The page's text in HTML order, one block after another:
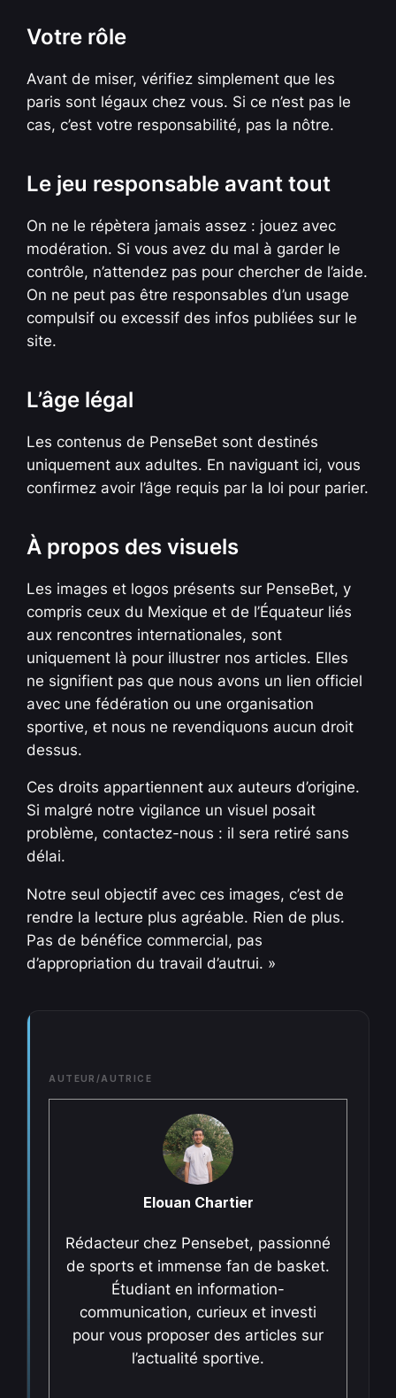
Votre rôle
Avant de miser, vérifiez simplement que les
paris sont légaux chez vous. Si ce n’est pas le
cas, c’est votre responsabilité, pas la nôtre.
Le jeu responsable avant tout
On ne le répètera jamais assez : jouez avec
modération. Si vous avez du mal à garder le
contrôle, n’attendez pas pour chercher de l’aide.
On ne peut pas être responsables d’un usage
compulsif ou excessif des infos publiées sur le
site.
L’âge légal
Les contenus de PenseBet sont destinés
uniquement aux adultes. En naviguant ici, vous
confirmez avoir l’âge requis par la loi pour parier.
À propos des visuels
Les images et logos présents sur PenseBet, y
compris ceux du Mexique et de l’Équateur liés
aux rencontres internationales, sont
uniquement là pour illustrer nos articles. Elles
ne signifient pas que nous avons un lien officiel
avec une fédération ou une organisation
sportive, et nous ne revendiquons aucun droit
dessus.
Ces droits appartiennent aux auteurs d’origine.
Si malgré notre vigilance un visuel posait
problème, contactez-nous : il sera retiré sans
délai.
Notre seul objectif avec ces images, c’est de
rendre la lecture plus agréable. Rien de plus.
Pas de bénéfice commercial, pas
d’appropriation du travail d’autrui. »
AUTEUR/AUTRICE
Elouan Chartier
Rédacteur chez Pensebet, passionné
de sports et immense fan de basket.
Étudiant en information-
communication, curieux et investi
pour vous proposer des articles sur
l’actualité sportive.